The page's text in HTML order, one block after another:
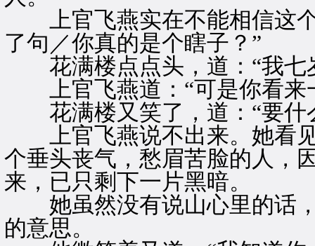
上官飞燕实在不能相信这个
了句／你真的是个瞎子？”
花满楼点点头，道：“我七
上官飞燕道：“可是你看来
花满楼又笑了，道：“要什
上官飞燕说不出来。她看见
个垂头丧气，愁眉苦脸的人，
来，已只剩下一片黑暗。
她虽然没有说山心里的话，
的意思。